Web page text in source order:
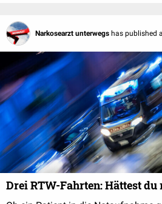
Narkosearzt unterwegs has published
Drei RTW-Fahrten: Hättest